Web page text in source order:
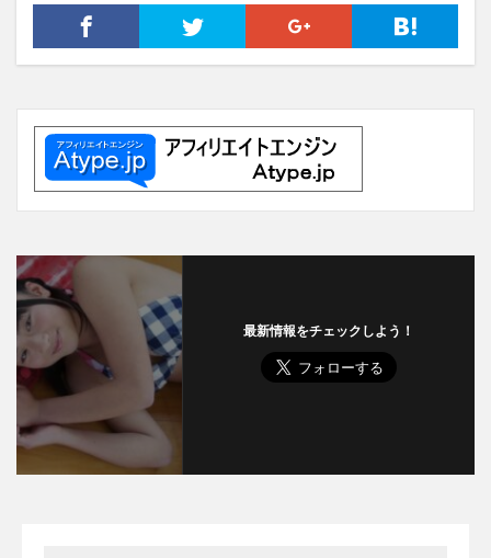
最新情報をチェックしよう！